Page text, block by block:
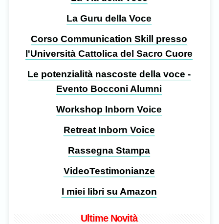
La Guru della Voce
Corso Communication Skill presso
l'Università Cattolica del Sacro Cuore
Le potenzialità nascoste della voce -
Evento Bocconi Alumni
Workshop Inborn Voice
Retreat Inborn Voice
Rassegna Stampa
VideoTestimonianze
I miei libri su Amazon
Ultime Novità